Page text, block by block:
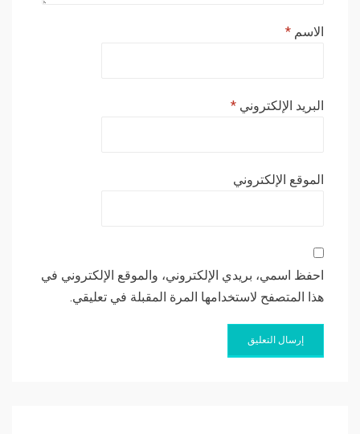
الاسم *
البريد الإلكتروني *
الموقع الإلكتروني
احفظ اسمي، بريدي الإلكتروني، والموقع الإلكتروني في
هذا المتصفح لاستخدامها المرة المقبلة في تعليقي.